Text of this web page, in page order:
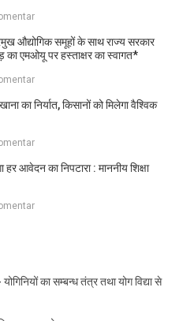
औद्योगिक समूहों के साथ राज्य सरकार
एमओयू पर हस्ताक्षर का स्वागत*
का निर्यात, किसानों को मिलेगा वैश्विक
हर आवेदन का निपटारा : माननीय शिक्षा
का सम्बन्ध तंत्र तथा योग विद्या से